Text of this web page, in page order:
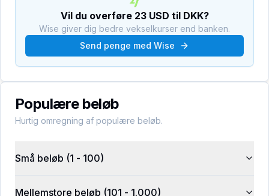
Vil du overføre 23 USD til DKK?
Wise giver dig bedre vekselkurser end banken.
Send penge med Wise
Populære beløb
Hurtig omregning af populære beløb.
Små beløb (1 - 100)
Mellemstore beløb (101 - 1.000)